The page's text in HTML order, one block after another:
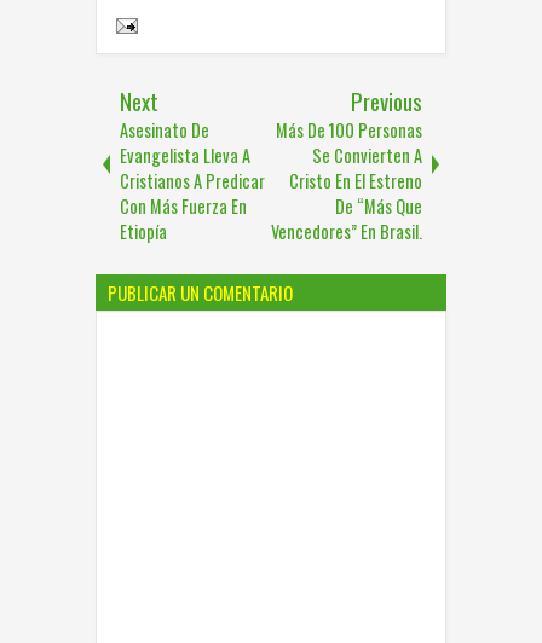
Next
Asesinato De
Evangelista Lleva A
Cristianos A Predicar
Con Más Fuerza En
Etiopía
Previous
Más De 100 Personas
Se Convierten A
Cristo En El Estreno
De “Más Que
Vencedores” En Brasil.
PUBLICAR UN COMENTARIO